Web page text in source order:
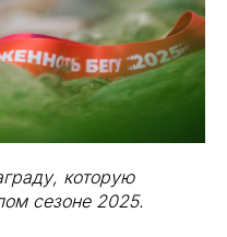
которую
сезоне 2025.